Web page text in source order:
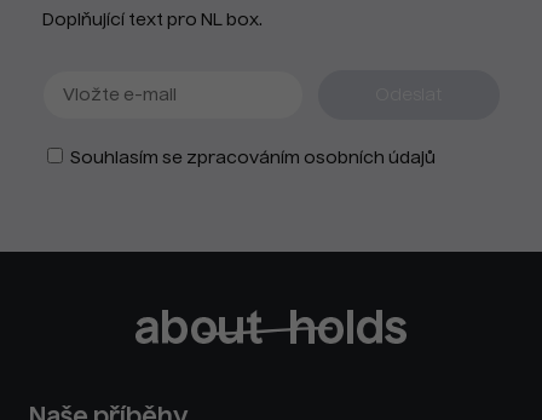
Doplňující text pro NL box.
Souhlasím se zpracováním osobních údajů